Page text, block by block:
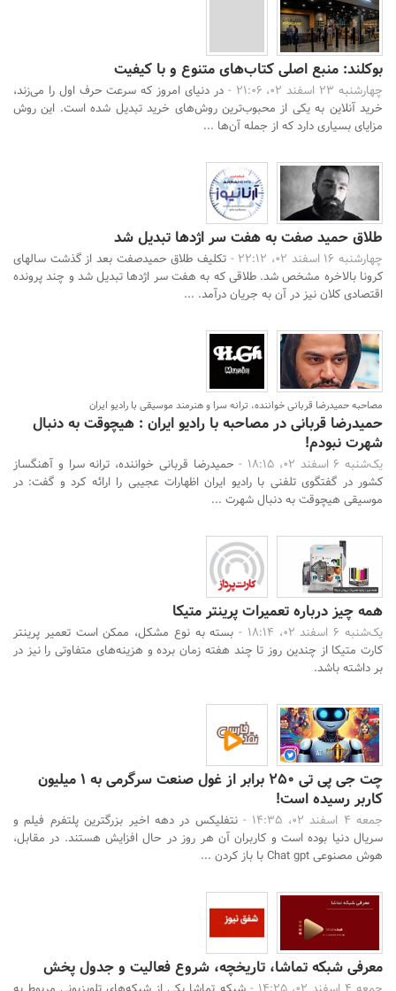
بوکلند: منبع اصلی کتاب‌های متنوع و با کیفیت
چهارشنبه 23 اسفند 02، 21:06 -
در دنیای امروز که سرعت حرف اول را می‌زند،
خرید آنلاین به یکی از محبوب‌ترین روش‌های خرید تبدیل شده است. این روش
مزایای بسیاری دارد که از جمله آن‌ها ...
طلاق حمید صفت به هفت سر اژد‌ها تبدیل شد
چهارشنبه 16 اسفند 02، 22:12 -
تکلیف طلاق حمیدصفت بعد از گذشت سالهای
کرونا بالاخره مشخص شد. طلاقی که به هفت سر اژدها تبدیل شد و چند پرونده
اقتصادی کلان نیز در آن به جریان درآمد. ...
مصاحبه حمیدرضا قربانی خواننده، ترانه سرا و هنرمند موسیقی با رادیو ایران
حمیدرضا قربانی در مصاحبه با رادیو ایران : هیچوقت به دنبال
شهرت نبودم!
یک‌شنبه 6 اسفند 02، 18:15 -
حمیدرضا قربانی خواننده، ترانه سرا و آهنگساز
کشور در گفتگوی تلفنی با رادیو ایران اظهارات عجیبی را ارائه کرد و گفت: در
موسیقی هیچوقت به دنبال شهرت ...
همه چیز درباره تعمیرات پرینتر متیکا
یک‌شنبه 6 اسفند 02، 18:14 -
بسته به نوع مشکل، ممکن است تعمیر پرینتر
کارت متیکا از چندین روز تا چند هفته زمان برده و هزینه‌های متفاوتی را نیز در
بر داشته باشد.
چت جی پی تی 250 برابر از غول صنعت سرگرمی به 1 میلیون
کاربر رسیده است!
جمعه 4 اسفند 02، 14:35 -
نتفلیکس در دهه اخیر بزرگترین پلتفرم فیلم و
سریال دنیا بوده است و کاربران آن هر روز در حال افزایش هستند. در مقابل،
هوش مصنوعی Chat gpt با باز کردن ...
معرفی شبکه تماشا، تاریخچه، شروع فعالیت و جدول پخش